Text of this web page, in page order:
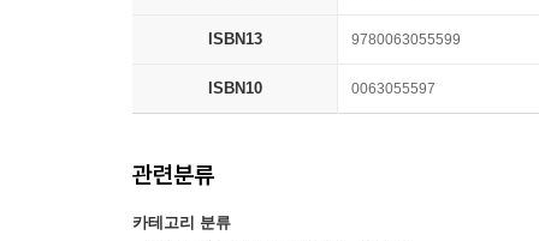
ISBN13 9780063055599
ISBN10 0063055597
관련분류
카테고리 분류